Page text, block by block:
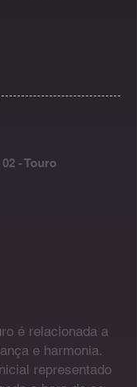
é relacionada a
e harmonia.
representado
- Touro